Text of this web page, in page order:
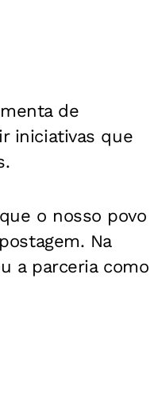
de
iniciativas que
o nosso povo
Na
a parceria como